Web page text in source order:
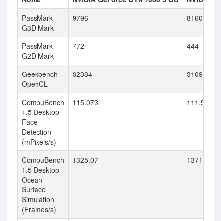
PassMark -
G3D Mark
9796 8160
PassMark -
G2D Mark
772 444
Geekbench -
OpenCL
32384 31098
CompuBench
1.5 Desktop -
Face
Detection
(mPixels/s)
115.073 111.55
CompuBench
1.5 Desktop -
Ocean
Surface
Simulation
(Frames/s)
1325.07 1371.266